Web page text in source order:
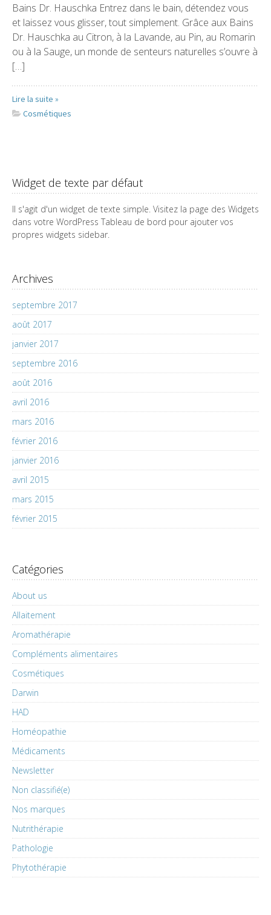
Bains Dr. Hauschka Entrez dans le bain, détendez vous
et laissez vous glisser, tout simplement. Grâce aux Bains
Dr. Hauschka au Citron, à la Lavande, au Pin, au Romarin
ou à la Sauge, un monde de senteurs naturelles s’ouvre à
[…]
Lire la suite »
Cosmétiques
Widget de texte par défaut
Il s'agit d'un widget de texte simple. Visitez la page des Widgets
dans votre WordPress Tableau de bord pour ajouter vos
propres widgets sidebar.
Archives
septembre 2017
août 2017
janvier 2017
septembre 2016
août 2016
avril 2016
mars 2016
février 2016
janvier 2016
avril 2015
mars 2015
février 2015
Catégories
About us
Allaitement
Aromathérapie
Compléments alimentaires
Cosmétiques
Darwin
HAD
Homéopathie
Médicaments
Newsletter
Non classifié(e)
Nos marques
Nutrithérapie
Pathologie
Phytothérapie